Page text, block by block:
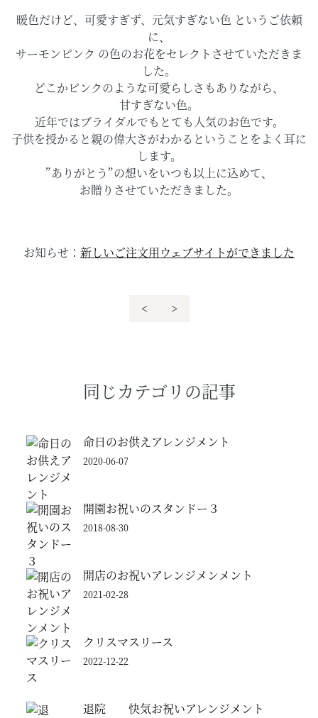
暖色だけど、可愛すぎず、元気すぎない色 というご依頼
に、
サーモンピンク の色のお花をセレクトさせていただきま
した。
どこかピンクのような可愛らしさもありながら、
甘すぎない色。
近年ではブライダルでもとても人気のお色です。
子供を授かると親の偉大さがわかるということをよく耳に
します。
”ありがとう”の想いをいつも以上に込めて、
お贈りさせていただきました。
お知らせ： 新しいご注文用ウェブサイトができました
< >
同じカテゴリの記事
命日のお供えアレンジメント
2020-06-07
開園お祝いのスタンドー３
2018-08-30
開店のお祝いアレンジメンメント
2021-02-28
クリスマスリース
2022-12-22
退院 快気お祝いアレンジメント